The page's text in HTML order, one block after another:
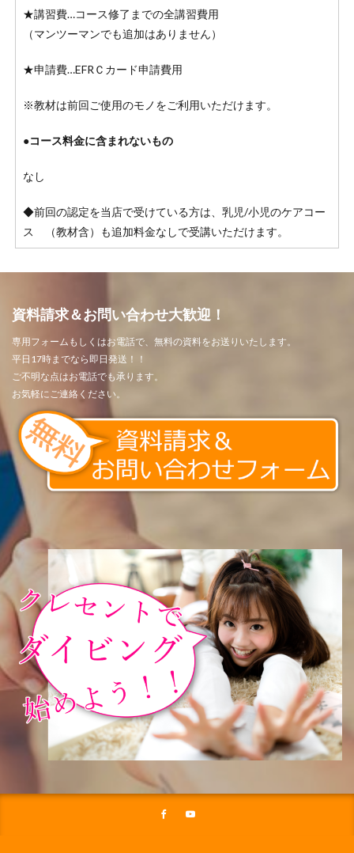
★講習費…コース修了までの全講習費用
（マンツーマンでも追加はありません）
★申請費…EFRＣカード申請費用
※教材は前回ご使用のモノをご利用いただけます。
●コース料金に含まれないもの
なし
◆前回の認定を当店で受けている方は、乳児/小児のケアコー
ス （教材含）も追加料金なしで受講いただけます。
資料請求＆お問い合わせ大歓迎！
専用フォームもしくはお電話で、無料の資料をお送りいたします。
平日17時までなら即日発送！！
ご不明な点はお電話でも承ります。
お気軽にご連絡ください。